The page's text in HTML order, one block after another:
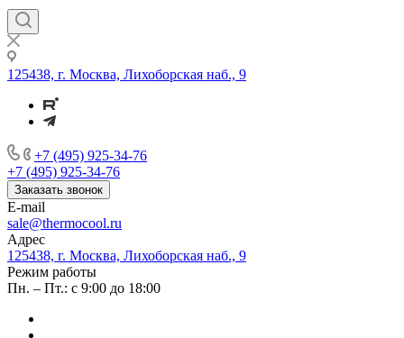
125438, г. Москва, Лихоборская наб., 9
+7 (495) 925-34-76
+7 (495) 925-34-76
Заказать звонок
E-mail
sale@thermocool.ru
Адрес
125438, г. Москва, Лихоборская наб., 9
Режим работы
Пн. – Пт.: с 9:00 до 18:00